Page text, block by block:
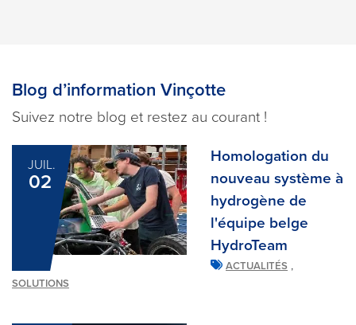
Blog d’information Vinçotte
Suivez notre blog et restez au courant !
JUIL.
02
Homologation du
nouveau système à
hydrogène de
l'équipe belge
HydroTeam
ACTUALITÉS ,
SOLUTIONS